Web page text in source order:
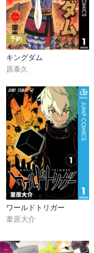
予約
キングダム
原泰久
ワールドトリガー
葦原大介